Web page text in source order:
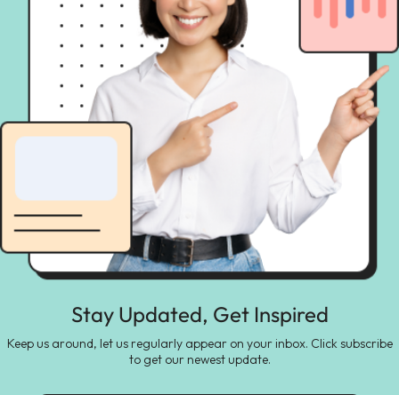
Stay Updated, Get Inspired
Keep us around, let us regularly appear on your inbox. Click subscribe
to get our newest update.